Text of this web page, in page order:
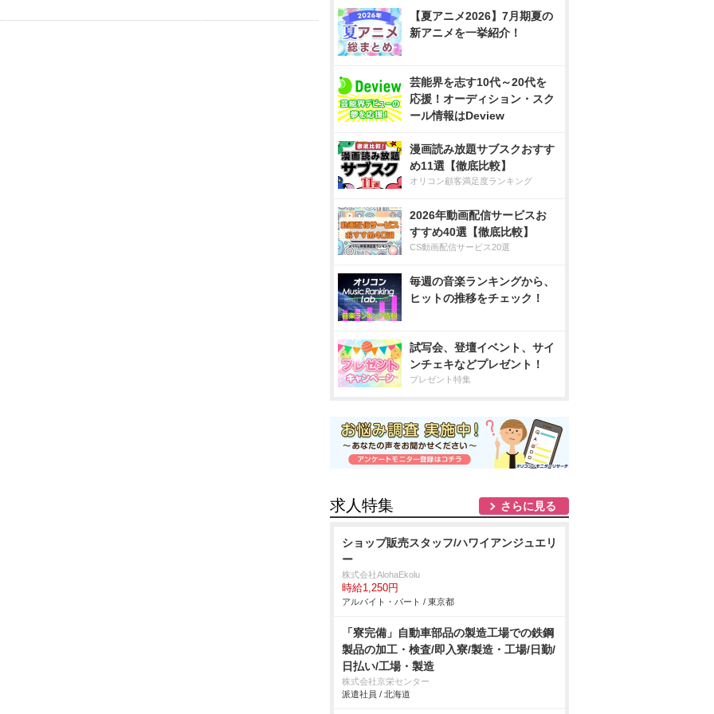
【夏アニメ2026】7月期夏の
新アニメを一挙紹介！
芸能界を志す10代～20代を
応援！オーディション・スク
ール情報はDeview
漫画読み放題サブスクおすす
め11選【徹底比較】
オリコン顧客満足度ランキング
2026年動画配信サービスお
すすめ40選【徹底比較】
CS動画配信サービス20選
毎週の音楽ランキングから、
ヒットの推移をチェック！
試写会、登壇イベント、サイ
ンチェキなどプレゼント！
プレゼント特集
求人特集 さらに見る
ショップ販売スタッフ/ハワイアンジュエリ
ー
株式会社AlohaEkolu
時給1,250円
アルバイト・パート / 東京都
「寮完備」自動車部品の製造工場での鉄鋼
製品の加工・検査/即入寮/製造・工場/日勤/
日払い/工場・製造
株式会社京栄センター
派遣社員 / 北海道